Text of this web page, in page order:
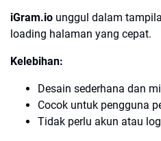
iGram.io unggul dalam
loading halaman yang cepat.
Kelebihan:
Desain sederhana dan
Cocok untuk pengguna
Tidak perlu akun atau